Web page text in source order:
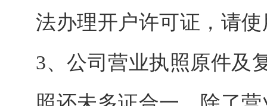
法办理开户许可证，请
3、公司营业执照原件及